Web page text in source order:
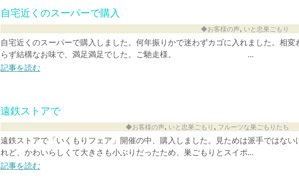
自宅近くのスーパーで購入
◆お客様の声, いと忠巣ごもり
自宅近くのスーパーで購入しました。何年振りかで迷わずカゴに入れました。相変
らず結構なお味で、満足満足でした。ご馳走様。 ...
記事を読む
遠鉄ストアで
◆お客様の声, いと忠巣ごもり , フルーツな巣ごもりたち
遠鉄ストアで「いくもりフェア」開催の中、購入しました。見ためは派手ではない
れど、かわいらしくて大きさも小ぶりだったため、巣ごもりとスイポ...
記事を読む